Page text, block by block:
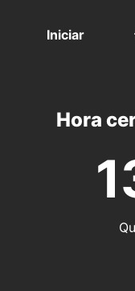
Iniciar
Hora